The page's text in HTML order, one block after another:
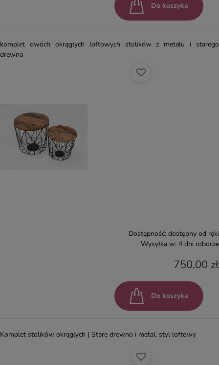
Do koszyka
komplet dwóch okrągłych loftowych stolików z metalu i starego
drewna
Dostępność: dostępny od ręki
Wysyłka w: 4 dni robocze
750,00 zł
Do koszyka
Komplet stolików okrągłych | Stare drewno i metal, styl loftowy